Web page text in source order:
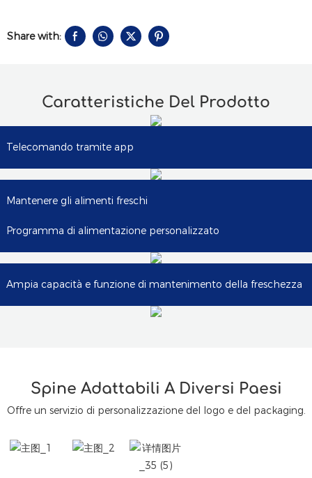
Share with:
Caratteristiche Del Prodotto
Telecomando tramite app
Mantenere gli alimenti freschi
Programma di alimentazione personalizzato
Ampia capacità e funzione di mantenimento della freschezza
Spine Adattabili A Diversi Paesi
Offre un servizio di personalizzazione del logo e del packaging.